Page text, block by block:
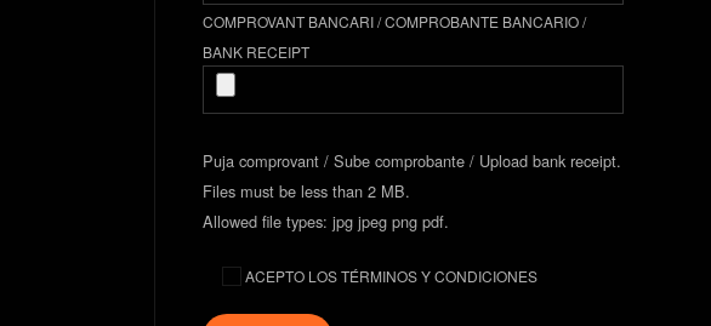
COMPROVANT BANCARI / COMPROBANTE BANCARIO /
BANK RECEIPT
Puja comprovant / Sube comprobante / Upload bank receipt.
Files must be less than 2 MB.
Allowed file types: jpg jpeg png pdf.
ACEPTO LOS TÉRMINOS Y CONDICIONES